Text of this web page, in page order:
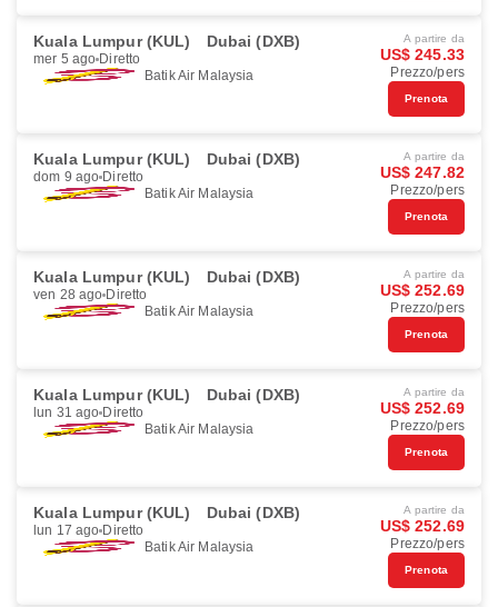
Kuala Lumpur (KUL) Dubai (DXB)
mer 5 ago Diretto
Batik Air Malaysia
A partire da
US$ 245.33
Prezzo/pers
Prenota
Kuala Lumpur (KUL) Dubai (DXB)
dom 9 ago Diretto
Batik Air Malaysia
A partire da
US$ 247.82
Prezzo/pers
Prenota
Kuala Lumpur (KUL) Dubai (DXB)
ven 28 ago Diretto
Batik Air Malaysia
A partire da
US$ 252.69
Prezzo/pers
Prenota
Kuala Lumpur (KUL) Dubai (DXB)
lun 31 ago Diretto
Batik Air Malaysia
A partire da
US$ 252.69
Prezzo/pers
Prenota
Kuala Lumpur (KUL) Dubai (DXB)
lun 17 ago Diretto
Batik Air Malaysia
A partire da
US$ 252.69
Prezzo/pers
Prenota